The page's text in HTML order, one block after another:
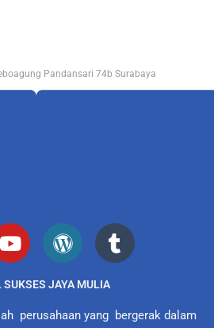
Pandansari 74b Surabaya
SUKSES JAYA MULIA
perusahaan yang bergerak dalam